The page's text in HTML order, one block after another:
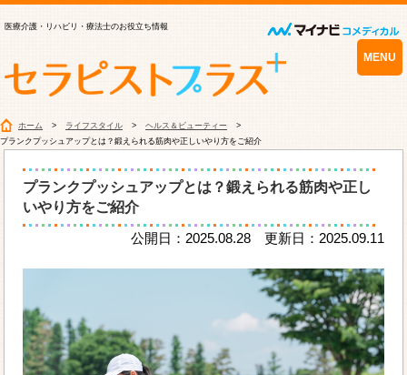
医療介護・リハビリ・療法士のお役立ち情報
MENU
ホーム ライフスタイル
ヘルス＆ビューティー
プランクプッシュアップとは？鍛えられる筋肉や正しいやり方をご紹介
プランクプッシュアップとは？鍛えられる筋肉や正し
いやり方をご紹介
公開日：2025.08.28 更新日：2025.09.11